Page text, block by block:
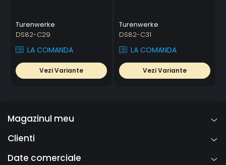
Turenwerke
DS82-C29
LA COMANDA
Vezi Variante
Turenwerke
DS82-C31
LA COMANDA
Vezi Variante
Magazinul meu
Clienti
Date comerciale